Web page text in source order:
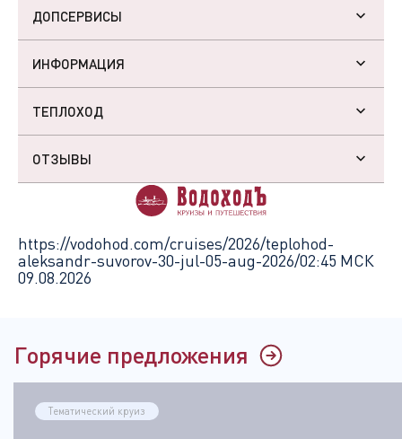
ДОПСЕРВИСЫ
ИНФОРМАЦИЯ
ТЕПЛОХОД
ОТЗЫВЫ
https://vodohod.com/cruises/2026/teplohod-
aleksandr-suvorov-30-jul-05-aug-2026/02:45 МСК
09.08.2026
Горячие предложения
Тематический круиз